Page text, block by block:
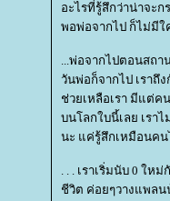
อะไรที่รู้สึกว่าน่าจะ
พอพ่อจากไป ก็ไม่มีใ
...พ่อจากไปตอนสถ
วันพ่อก็จากไป เราถึ
ช่วยเหลือเรา มีแต่ค
บนโลกใบนี้เลย เรา
นะ แค่รู้สึกเหมือนคน
. . . เราเริ่มนับ 0 ใ
ชีวิต ค่อยๆวางแพลน